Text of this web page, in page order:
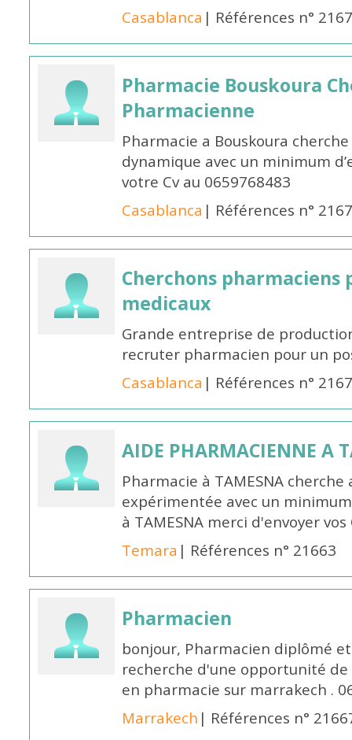
Casablanca | Références n°
Pharmacie Bouskoura
Pharmacienne
Pharmacie a Bouskoura
dynamique avec un minimum
votre Cv au 0659768483
Casablanca | Références n°
Cherchons
medicaux
Grande entreprise de
recruter pharmacien pour un
Casablanca | Références n°
AIDE PHARMACIENNE A
Pharmacie à TAMESNA
expérimentée avec un
à TAMESNA merci d'envoyer
Temara | Références n° 21663
Pharmacien
bonjour, Pharmacien diplômé
recherche d'une opportunité
en pharmacie sur marrakech .
Marrakech | Références n°